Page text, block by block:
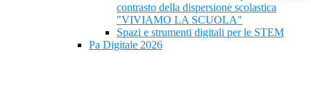
contrasto della dispersione scolastica
"VIVIAMO LA SCUOLA"
Spazi e strumenti digitali per le STEM
Pa Digitale 2026